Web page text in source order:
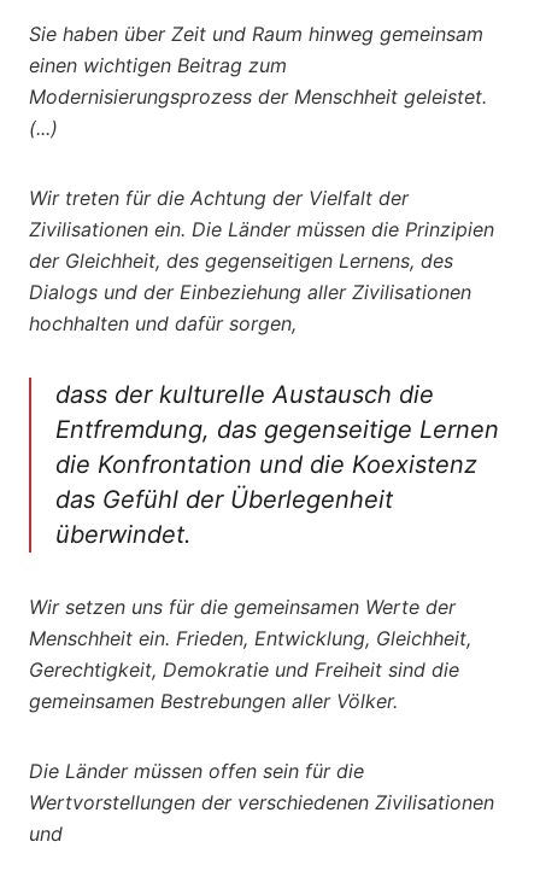
Sie haben über Zeit und Raum hinweg gemeinsam
einen wichtigen Beitrag zum
Modernisierungsprozess der Menschheit geleistet.
(...)
Wir treten für die Achtung der Vielfalt der
Zivilisationen ein. Die Länder müssen die Prinzipien
der Gleichheit, des gegenseitigen Lernens, des
Dialogs und der Einbeziehung aller Zivilisationen
hochhalten und dafür sorgen,
dass der kulturelle Austausch die
Entfremdung, das gegenseitige Lernen
die Konfrontation und die Koexistenz
das Gefühl der Überlegenheit
überwindet.
Wir setzen uns für die gemeinsamen Werte der
Menschheit ein. Frieden, Entwicklung, Gleichheit,
Gerechtigkeit, Demokratie und Freiheit sind die
gemeinsamen Bestrebungen aller Völker.
Die Länder müssen offen sein für die
Wertvorstellungen der verschiedenen Zivilisationen
und